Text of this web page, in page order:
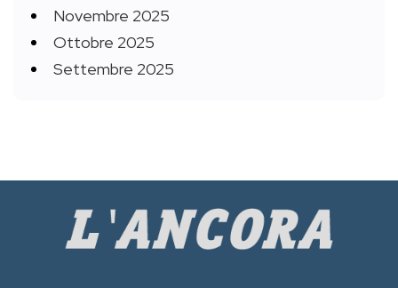
Novembre 2025
Ottobre 2025
Settembre 2025